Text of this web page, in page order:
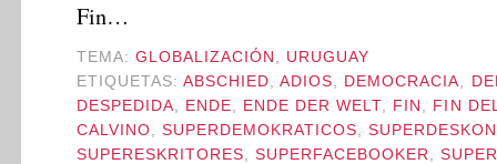
Fin…
TEMA: GLOBALIZACIÓN , URUGUAY
ETIQUETAS: ABSCHIED,ADIOS, DEMOCRACIA,
DESPEDIDA, ENDE, ENDE DER WELT, FIN , FIN
CALVINO, SUPERDEMOKRATICOS,
SUPERESKRITORES, SUPERFACEBOOKER,